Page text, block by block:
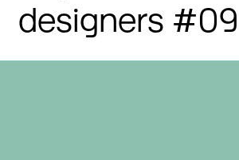
designers #09